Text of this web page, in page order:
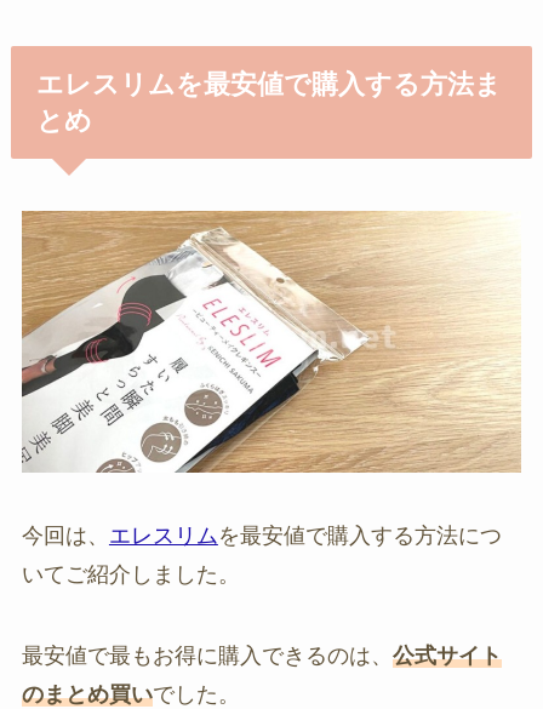
エレスリムを最安値で購入する方法ま
とめ
今回は、 エレスリム を最安値で購入する方法につ
いてご紹介しました。
最安値で最もお得に購入できるのは、 公式サイト
のまとめ買いでした。